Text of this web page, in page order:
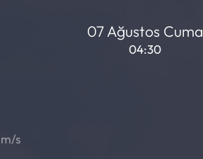
07 Ağustos Cuma
04:30
s